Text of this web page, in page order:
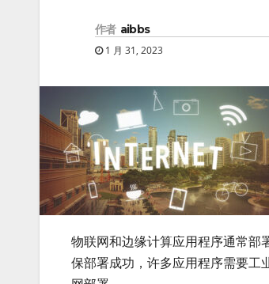
作者 aibbs
1 月 31, 2023
物联网和边缘计算应用程序通常部
保部署成功，许多应用程序需要工